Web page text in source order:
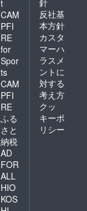
t
CAM
PFI
RE
for
Spor
ts
CAM
PFI
RE
ふる
さと
納税
AD
FOR
ALL
HIO
KOS
針
反社基
本方針
カスタ
マーハ
ラスメ
ントに
対する
考え方
クッ
キーポ
リシー